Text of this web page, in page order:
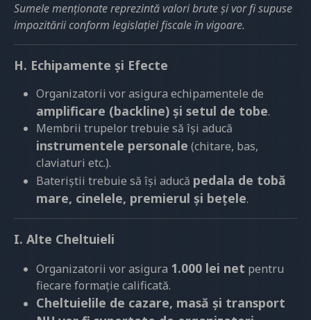
Sumele menționate reprezintă valori brute și vor fi supuse
impozitării conform legislației fiscale în vigoare.
H. Echipamente și Efecte
Organizatorii vor asigura echipamentele de
amplificare (backline) și setul de tobe.
Membrii trupelor trebuie să își aducă
instrumentele personale (chitare, bas,
claviaturi etc.).
Bateriștii trebuie să își aducă pedala de tobă
mare, cinelele, premierul și bețele.
I. Alte Cheltuieli
Organizatorii vor asigura 1.000 lei net pentru
fiecare formație calificată.
Cheltuielile de cazare, masă și transport